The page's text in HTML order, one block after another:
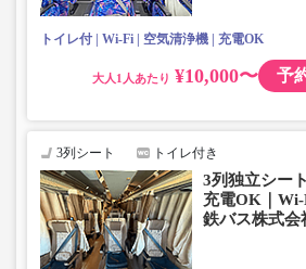
トイレ付 Wi-Fi 空気清浄機 充電OK
大人 ¥10,000〜 予
3列シート トイレ付き
3列独立シー
充電OK｜
鉄バス株式会